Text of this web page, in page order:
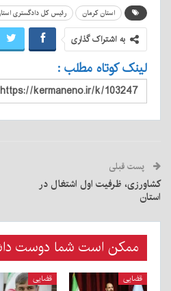
استان کرمان رئیس کل دادگستری
به اشتراک گذاری
لینک کوتاه مطلب :
پست قبلی
کشاورزی، ظرفیت اول اشتغال در
استان
ممکن است شما دوست
قضایی قضایی